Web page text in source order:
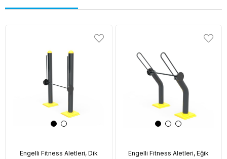
Engelli Fitness Aletleri, Dik
Engelli Fitness Aletleri, Eğik